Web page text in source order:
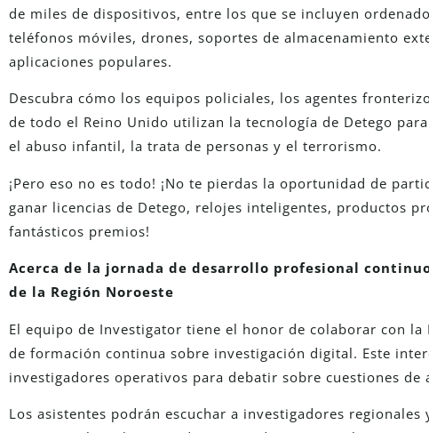
de miles de dispositivos, entre los que se incluyen
teléfonos móviles, drones, soportes de almacenamiento
aplicaciones populares.
Descubra cómo los equipos policiales, los agentes
de todo el Reino Unido utilizan la tecnología de Detego
el abuso infantil, la trata de personas y el terrorismo.
¡Pero eso no es todo! ¡No te pierdas la oportunidad de
ganar licencias de Detego, relojes inteligentes, productos
fantásticos premios!
Acerca de la jornada de desarrollo profesional
de la Región Noroeste
El equipo de Investigator tiene el honor de colaborar con
de formación continua sobre investigación digital. Este
investigadores operativos para debatir sobre cuestiones de
Los asistentes podrán escuchar a investigadores